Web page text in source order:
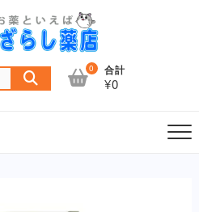
索
0 合計
¥0